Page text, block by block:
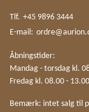
Tlf. +45 9896 3444
E-mail:
Åbningstider:
Mandag - torsdag kl.
Fredag kl. 08.00 - 13.00
Bemærk: intet salg til